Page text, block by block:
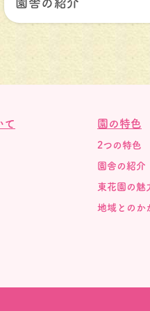
園舎の紹介
て 園の特色
2つの特色
園舎の紹介
東花園の魅
地域とのか